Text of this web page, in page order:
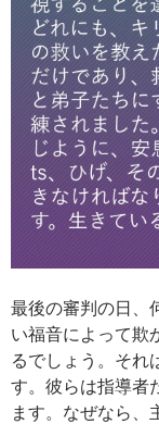
最後の審判の日、
い福音によって欺
るでしょう。それ
す。彼らは指導者
ます。なぜなら、